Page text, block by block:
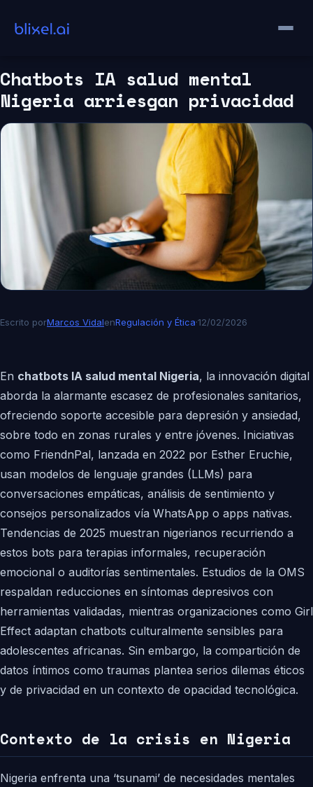
contenido
Chatbots IA salud mental
Nigeria arriesgan privacidad
Escrito porMarcos VidalenRegulación y Ética·12/02/2026
En chatbots IA salud mental Nigeria, la innovación digital
aborda la alarmante escasez de profesionales sanitarios,
ofreciendo soporte accesible para depresión y ansiedad,
sobre todo en zonas rurales y entre jóvenes. Iniciativas
como FriendnPal, lanzada en 2022 por Esther Eruchie,
usan modelos de lenguaje grandes (LLMs) para
conversaciones empáticas, análisis de sentimiento y
consejos personalizados vía WhatsApp o apps nativas.
Tendencias de 2025 muestran nigerianos recurriendo a
estos bots para terapias informales, recuperación
emocional o auditorías sentimentales. Estudios de la OMS
respaldan reducciones en síntomas depresivos con
herramientas validadas, mientras organizaciones como Girl
Effect adaptan chatbots culturalmente sensibles para
adolescentes africanas. Sin embargo, la compartición de
datos íntimos como traumas plantea serios dilemas éticos
y de privacidad en un contexto de opacidad tecnológica.
Contexto de la crisis en Nigeria
Nigeria enfrenta una ‘tsunami’ de necesidades mentales